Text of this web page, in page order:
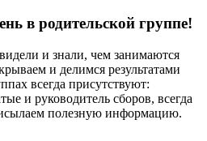
в родительской группе!
и знали, чем занимаются
и делимся результатами
всегда присутствуют:
и руководитель сборов, всегда
полезную информацию.